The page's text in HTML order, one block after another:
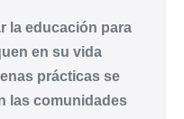
la educación para
en su vida
prácticas se
las comunidades